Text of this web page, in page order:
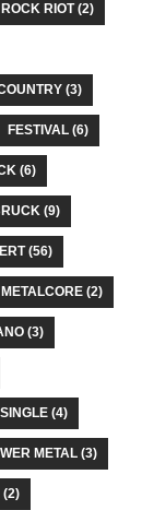
RIOT(2)
(3)
FESTIVAL (6)
(6)
(9)
(56)
METALCORE (2)
(3)
(4)
METAL (3)
(2)